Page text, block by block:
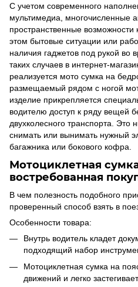
С учетом современного
мультимедиа, многочисленные
пространственные
этом бытовые ситуации или
наличия гаджетов под рукой во
таких случаев в интернет-
реализуется мото сумка на
размещаемый рядом с ногой
изделие прикрепляется
водителю доступ к ряду вещей
двухколесного транспорта. Это
снимать или вынимать нужный
багажника или бокового кофра.
Мотоциклетная
востребованная
В чем полезность подобного
проверенный способ взять в
Особенности товара:
Внутрь водитель кладет
подходящий набор
Мотоциклетная сумка на
движений и легко